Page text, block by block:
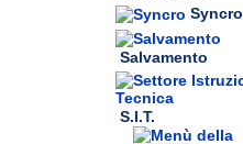
Syncro
Salvamento
S.I.T.